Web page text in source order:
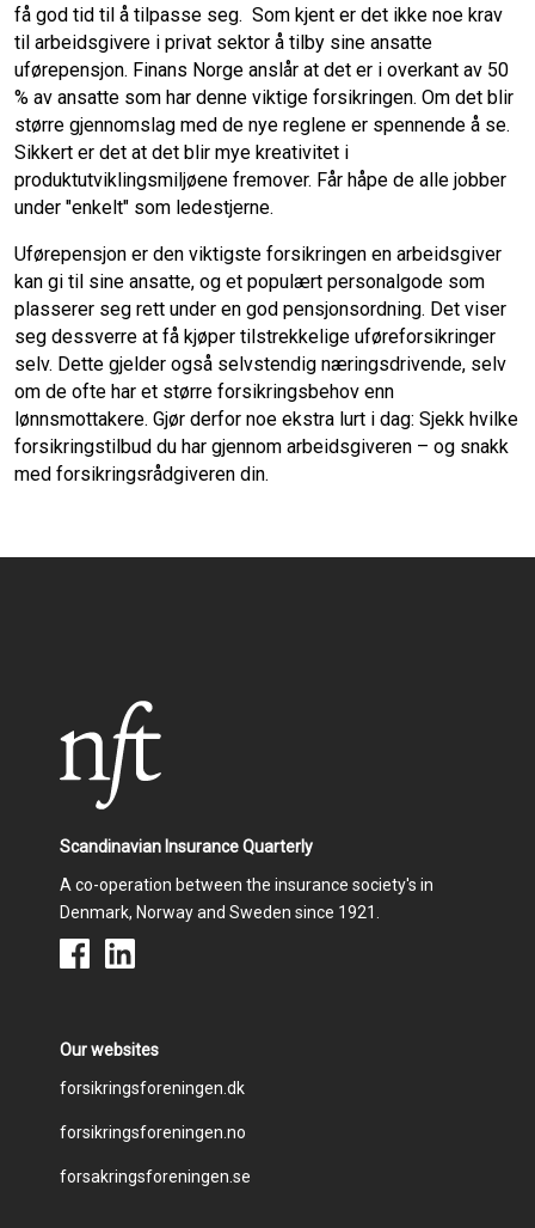
få god tid til å tilpasse seg. Som kjent er det ikke noe krav
til arbeidsgivere i privat sektor å tilby sine ansatte
uførepensjon. Finans Norge anslår at det er i overkant av 50
% av ansatte som har denne viktige forsikringen. Om det blir
større gjennomslag med de nye reglene er spennende å se.
Sikkert er det at det blir mye kreativitet i
produktutviklingsmiljøene fremover. Får håpe de alle jobber
under "enkelt" som ledestjerne.
Uførepensjon er den viktigste forsikringen en arbeidsgiver
kan gi til sine ansatte, og et populært personalgode som
plasserer seg rett under en god pensjonsordning. Det viser
seg dessverre at få kjøper tilstrekkelige uføreforsikringer
selv. Dette gjelder også selvstendig næringsdrivende, selv
om de ofte har et større forsikringsbehov enn
lønnsmottakere. Gjør derfor noe ekstra lurt i dag: Sjekk hvilke
forsikringstilbud du har gjennom arbeidsgiveren – og snakk
med forsikringsrådgiveren din.
Scandinavian Insurance Quarterly
A co-operation between the insurance society's in
Denmark, Norway and Sweden since 1921.
Our websites
Footer
menu
forsikringsforeningen.dk
forsikringsforeningen.no
forsakringsforeningen.se